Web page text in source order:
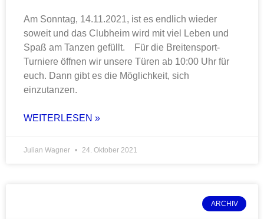
Am Sonntag, 14.11.2021, ist es endlich wieder
soweit und das Clubheim wird mit viel Leben und
Spaß am Tanzen gefüllt. Für die Breitensport-
Turniere öffnen wir unsere Türen ab 10:00 Uhr für
euch. Dann gibt es die Möglichkeit, sich
einzutanzen.
WEITERLESEN »
Julian Wagner 24. Oktober 2021
ARCHIV